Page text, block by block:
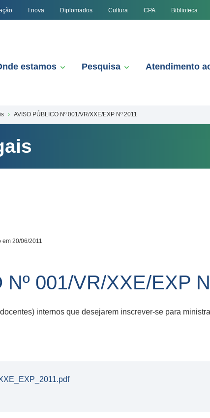
I.nova Diplomados Cultura CPA Biblioteca
estamos Pesquisa Atendimento
AVISO PÚBLICO Nº 001/VR/XXE/EXP Nº 2011
em 20/06/2011
001/VR/XXE/EXP
internos que desejarem inscrever-se para